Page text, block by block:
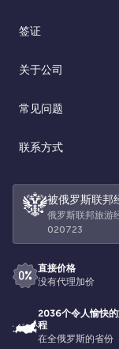
签证
关于公司
常见问题
联系方式
被俄罗斯联邦
俄罗斯联邦旅游
020723
直接价格
没有代理加价
2036个令人愉快
程
在全俄罗斯的省份